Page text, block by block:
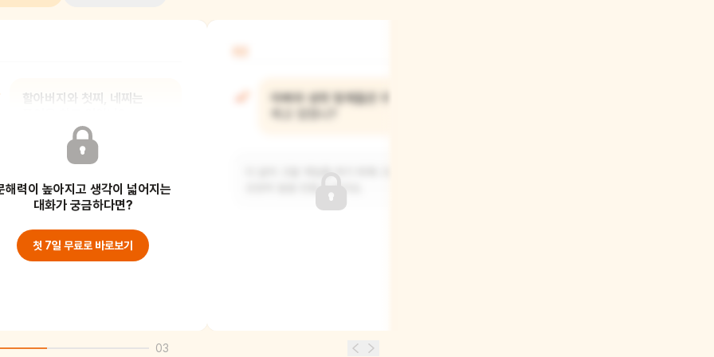
할아버지와 첫찌, 네찌는
어요.
해력이 높아지고 생각이 넓어지는
대화가 궁금하다면?
첫 7일 무료로 바로보기
아빠와 생쥐 형제들은 무엇을
03